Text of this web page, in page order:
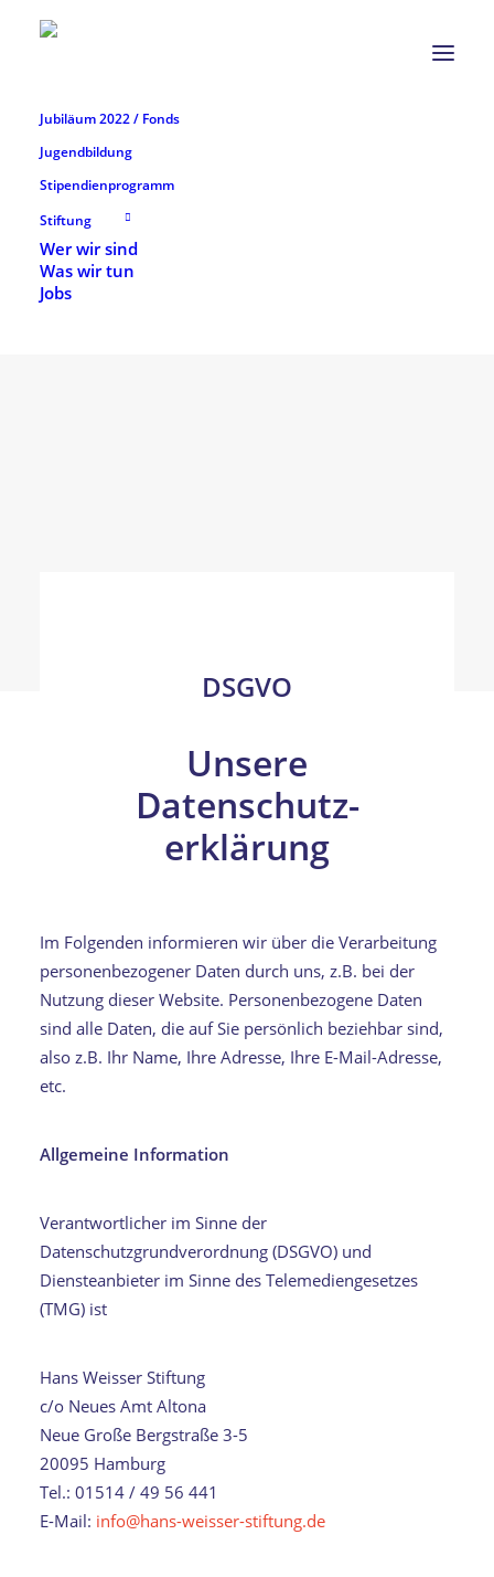
Jubiläum 2022 / Fonds
Jugendbildung
Stipendienprogramm
Stiftung
Wer wir sind
Was wir tun
Jobs
DSGVO
Unsere
Datenschutz­
erklärung
Im Folgenden informieren wir über die Verarbeitung
personenbezogener Daten durch uns, z.B. bei der
Nutzung dieser Website. Personenbezogene Daten
sind alle Daten, die auf Sie persönlich beziehbar sind,
also z.B. Ihr Name, Ihre Adresse, Ihre E-Mail-Adresse,
etc.
Allgemeine Information
Verantwortlicher im Sinne der
Datenschutzgrundverordnung (DSGVO) und
Diensteanbieter im Sinne des Telemediengesetzes
(TMG) ist
Hans Weisser Stiftung
c/o Neues Amt Altona
Neue Große Bergstraße 3-5
20095 Hamburg
Tel.: 01514 / 49 56 441
E-Mail: info@hans-weisser-stiftung.de